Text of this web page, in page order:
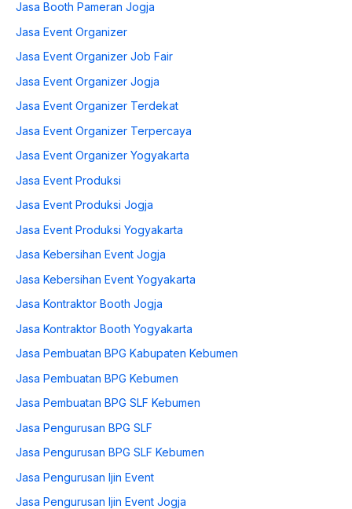
Jasa Booth Pameran Jogja
Jasa Event Organizer
Jasa Event Organizer Job Fair
Jasa Event Organizer Jogja
Jasa Event Organizer Terdekat
Jasa Event Organizer Terpercaya
Jasa Event Organizer Yogyakarta
Jasa Event Produksi
Jasa Event Produksi Jogja
Jasa Event Produksi Yogyakarta
Jasa Kebersihan Event Jogja
Jasa Kebersihan Event Yogyakarta
Jasa Kontraktor Booth Jogja
Jasa Kontraktor Booth Yogyakarta
Jasa Pembuatan BPG Kabupaten Kebumen
Jasa Pembuatan BPG Kebumen
Jasa Pembuatan BPG SLF Kebumen
Jasa Pengurusan BPG SLF
Jasa Pengurusan BPG SLF Kebumen
Jasa Pengurusan Ijin Event
Jasa Pengurusan Ijin Event Jogja